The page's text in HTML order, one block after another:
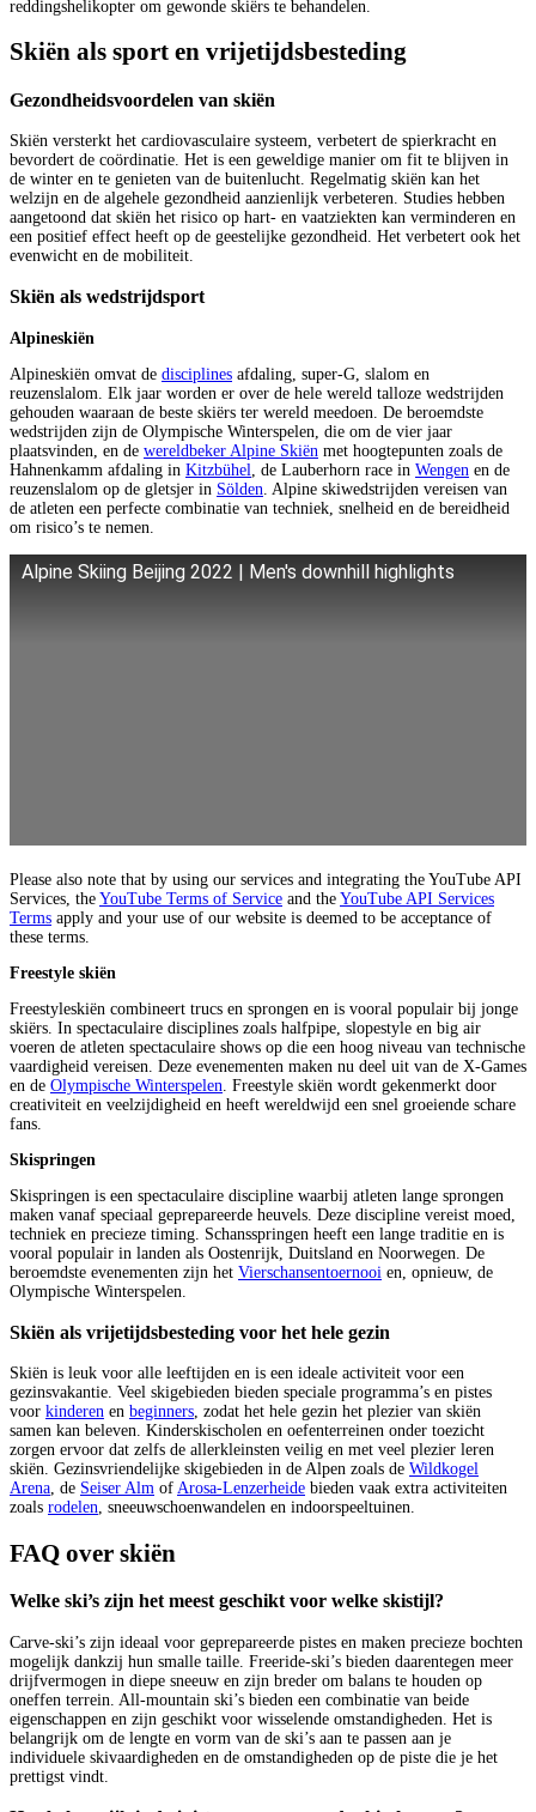
reddingshelikopter om gewonde skiërs te behandelen.
Skiën als sport en vrijetijdsbesteding
Gezondheidsvoordelen van skiën
Skiën versterkt het cardiovasculaire systeem, verbetert de spierkracht en
bevordert de coördinatie. Het is een geweldige manier om fit te blijven in
de winter en te genieten van de buitenlucht. Regelmatig skiën kan het
welzijn en de algehele gezondheid aanzienlijk verbeteren. Studies hebben
aangetoond dat skiën het risico op hart- en vaatziekten kan verminderen en
een positief effect heeft op de geestelijke gezondheid. Het verbetert ook het
evenwicht en de mobiliteit.
Skiën als wedstrijdsport
Alpineskiën
Alpineskiën omvat de disciplines afdaling, super-G, slalom en
reuzenslalom. Elk jaar worden er over de hele wereld talloze wedstrijden
gehouden waaraan de beste skiërs ter wereld meedoen. De beroemdste
wedstrijden zijn de Olympische Winterspelen, die om de vier jaar
plaatsvinden, en de wereldbeker Alpine Skiën met hoogtepunten zoals de
Hahnenkamm afdaling in Kitzbühel , de Lauberhorn race in Wengen en de
reuzenslalom op de gletsjer in Sölden . Alpine skiwedstrijden vereisen van
de atleten een perfecte combinatie van techniek, snelheid en de bereidheid
om risico’s te nemen.
Alpine Skiing Beijing 2022 | Men's downhill highlights
Please also note that by using our services and integrating the YouTube API
Services, the YouTube Terms of Service and the YouTube API Services
Terms apply and your use of our website is deemed to be acceptance of
these terms.
Freestyle skiën
Freestyleskiën combineert trucs en sprongen en is vooral populair bij jonge
skiërs. In spectaculaire disciplines zoals halfpipe, slopestyle en big air
voeren de atleten spectaculaire shows op die een hoog niveau van technische
vaardigheid vereisen. Deze evenementen maken nu deel uit van de X-Games
en de Olympische Winterspelen . Freestyle skiën wordt gekenmerkt door
creativiteit en veelzijdigheid en heeft wereldwijd een snel groeiende schare
fans.
Skispringen
Skispringen is een spectaculaire discipline waarbij atleten lange sprongen
maken vanaf speciaal geprepareerde heuvels. Deze discipline vereist moed,
techniek en precieze timing. Schansspringen heeft een lange traditie en is
vooral populair in landen als Oostenrijk, Duitsland en Noorwegen. De
beroemdste evenementen zijn het Vierschansentoernooi en, opnieuw, de
Olympische Winterspelen.
Skiën als vrijetijdsbesteding voor het hele gezin
Skiën is leuk voor alle leeftijden en is een ideale activiteit voor een
gezinsvakantie. Veel skigebieden bieden speciale programma’s en pistes
voor kinderen en beginners, zodat het hele gezin het plezier van skiën
samen kan beleven. Kinderskischolen en oefenterreinen onder toezicht
zorgen ervoor dat zelfs de allerkleinsten veilig en met veel plezier leren
skiën. Gezinsvriendelijke skigebieden in de Alpen zoals de Wildkogel
Arena, de Seiser Alm of Arosa-Lenzerheide bieden vaak extra activiteiten
zoals rodelen, sneeuwschoenwandelen en indoorspeeltuinen.
FAQ over skiën
Welke ski’s zijn het meest geschikt voor welke skistijl?
Carve-ski’s zijn ideaal voor geprepareerde pistes en maken precieze bochten
mogelijk dankzij hun smalle taille. Freeride-ski’s bieden daarentegen meer
drijfvermogen in diepe sneeuw en zijn breder om balans te houden op
oneffen terrein. All-mountain ski’s bieden een combinatie van beide
eigenschappen en zijn geschikt voor wisselende omstandigheden. Het is
belangrijk om de lengte en vorm van de ski’s aan te passen aan je
individuele skivaardigheden en de omstandigheden op de piste die je het
prettigst vindt.